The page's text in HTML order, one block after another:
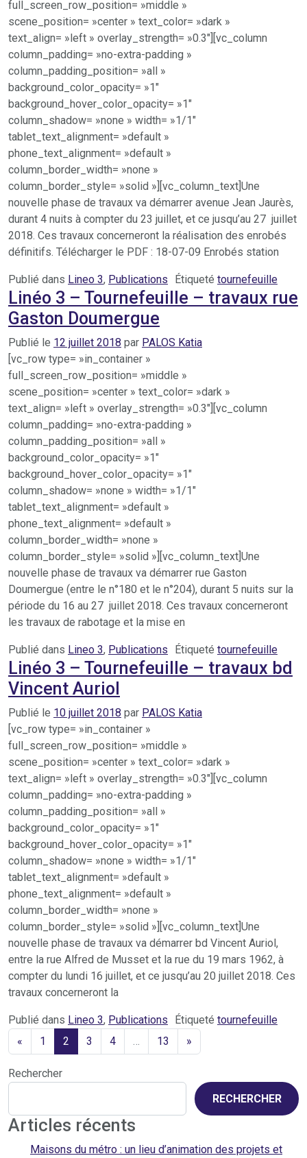
full_screen_row_position= »middle »
scene_position= »center » text_color= »dark »
text_align= »left » overlay_strength= »0.3″][vc_column
column_padding= »no-extra-padding »
column_padding_position= »all »
background_color_opacity= »1″
background_hover_color_opacity= »1″
column_shadow= »none » width= »1/1″
tablet_text_alignment= »default »
phone_text_alignment= »default »
column_border_width= »none »
column_border_style= »solid »][vc_column_text]Une
nouvelle phase de travaux va démarrer avenue Jean Jaurès,
durant 4 nuits à compter du 23 juillet, et ce jusqu’au 27 juillet
2018. Ces travaux concerneront la réalisation des enrobés
définitifs. Télécharger le PDF : 18-07-09 Enrobés station
Publié dans Lineo 3, Publications Étiqueté tournefeuille
Linéo 3 – Tournefeuille – travaux rue
Gaston Doumergue
Publié le 12 juillet 2018 par PALOS Katia
[vc_row type= »in_container »
full_screen_row_position= »middle »
scene_position= »center » text_color= »dark »
text_align= »left » overlay_strength= »0.3″][vc_column
column_padding= »no-extra-padding »
column_padding_position= »all »
background_color_opacity= »1″
background_hover_color_opacity= »1″
column_shadow= »none » width= »1/1″
tablet_text_alignment= »default »
phone_text_alignment= »default »
column_border_width= »none »
column_border_style= »solid »][vc_column_text]Une
nouvelle phase de travaux va démarrer rue Gaston
Doumergue (entre le n°180 et le n°204), durant 5 nuits sur la
période du 16 au 27 juillet 2018. Ces travaux concerneront
les travaux de rabotage et la mise en
Publié dans Lineo 3, Publications Étiqueté tournefeuille
Linéo 3 – Tournefeuille – travaux bd
Vincent Auriol
Publié le 10 juillet 2018 par PALOS Katia
[vc_row type= »in_container »
full_screen_row_position= »middle »
scene_position= »center » text_color= »dark »
text_align= »left » overlay_strength= »0.3″][vc_column
column_padding= »no-extra-padding »
column_padding_position= »all »
background_color_opacity= »1″
background_hover_color_opacity= »1″
column_shadow= »none » width= »1/1″
tablet_text_alignment= »default »
phone_text_alignment= »default »
column_border_width= »none »
column_border_style= »solid »][vc_column_text]Une
nouvelle phase de travaux va démarrer bd Vincent Auriol,
entre la rue Alfred de Musset et la rue du 19 mars 1962, à
compter du lundi 16 juillet, et ce jusqu’au 20 juillet 2018. Ces
travaux concerneront la
Publié dans Lineo 3, Publications Étiqueté tournefeuille
«
1 2 3 4 … 13 »
Rechercher
RECHERCHER
Articles récents
Maisons du métro : un lieu d’animation des projets et